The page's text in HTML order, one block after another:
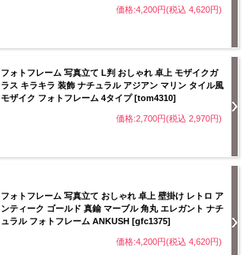
価格:4,200円(税込 4,620円)
フォトフレーム 写真立て L判 おしゃれ 卓上 モザイクガ
ラス キラキラ 装飾 ナチュラル アジアン マリン タイル風
モザイク フォトフレーム 4タイプ [tom4310]
価格:2,700円(税込 2,970円)
フォトフレーム 写真立て おしゃれ 卓上 壁掛け レトロ ア
ンティーク ゴールド 真鍮 マーブル 角丸 エレガント ナチ
ュラル フォトフレーム ANKUSH [gfc1375]
価格:4,200円(税込 4,620円)